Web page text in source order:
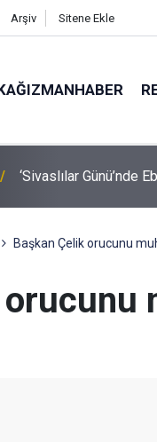
Arşiv Sitene Ekle
ABD Başkanı Trump:
öldürmek
Başkan Çelik orucunu